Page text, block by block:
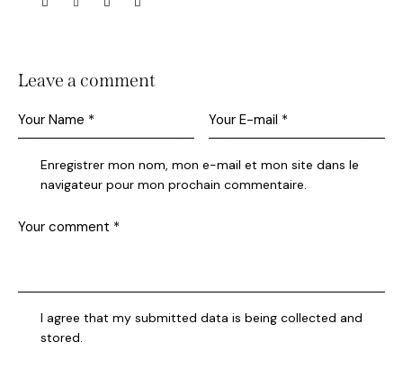
Leave a comment
Enregistrer mon nom, mon e-mail et mon site dans le
navigateur pour mon prochain commentaire.
I agree that my submitted data is being collected and
stored.